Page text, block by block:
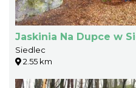
Jaskinia Na Dupce w
Siedlec
2.55 km